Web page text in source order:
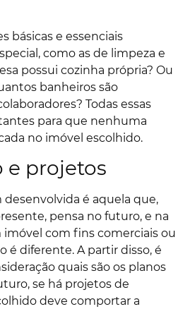
básicas e essenciais
como as de limpeza e
possui cozinha própria? Ou
banheiros são
Todas essas
para que nenhuma
no imóvel escolhido.
e projetos
é aquela que,
pensa no futuro, e na
imóvel com fins comerciais ou
é diferente. A partir disso, é
quais são os planos
se há projetos de
deve comportar a